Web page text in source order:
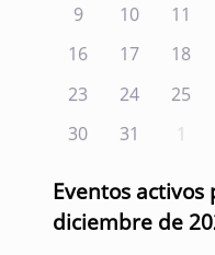
9
10 11
16
17 18
23
24 25
30
31 1
Eventos
diciembre de